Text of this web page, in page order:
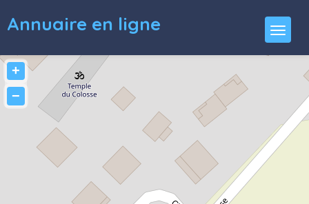
Annuaire en ligne
+
−